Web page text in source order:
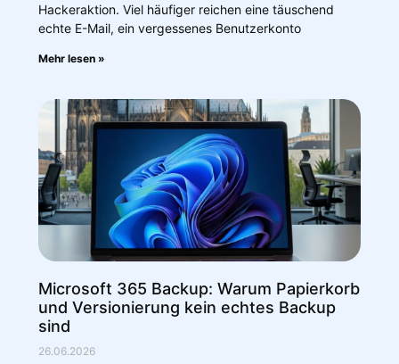
Hackeraktion. Viel häufiger reichen eine täuschend
echte E-Mail, ein vergessenes Benutzerkonto
Mehr lesen »
Microsoft 365 Backup: Warum Papierkorb
und Versionierung kein echtes Backup
sind
26.06.2026